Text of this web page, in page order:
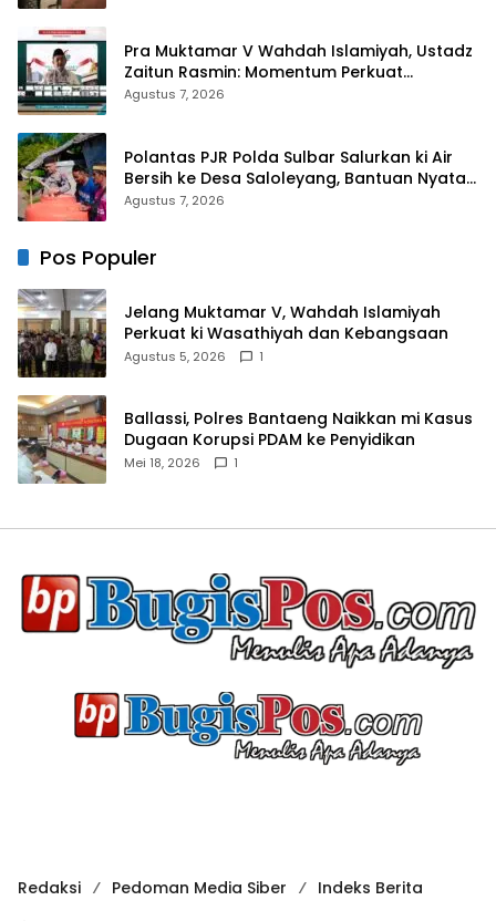
Pra Muktamar V Wahdah Islamiyah, Ustadz
Zaitun Rasmin: Momentum Perkuat
Konsolidasi dan Evaluasi Perjalanan
Agustus 7, 2026
Polantas PJR Polda Sulbar Salurkan ki Air
Bersih ke Desa Saloleyang, Bantuan Nyata
di Tengah Musim Kemarau
Agustus 7, 2026
Pos Populer
Jelang Muktamar V, Wahdah Islamiyah
Perkuat ki Wasathiyah dan Kebangsaan
Agustus 5, 2026 1
Ballassi, Polres Bantaeng Naikkan mi Kasus
Dugaan Korupsi PDAM ke Penyidikan
Mei 18, 2026 1
Redaksi Pedoman Media Siber
Indeks Berita